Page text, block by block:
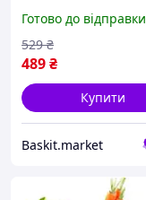
Готово до відправки
489₴
529 ₴
Купити
Baskit.market